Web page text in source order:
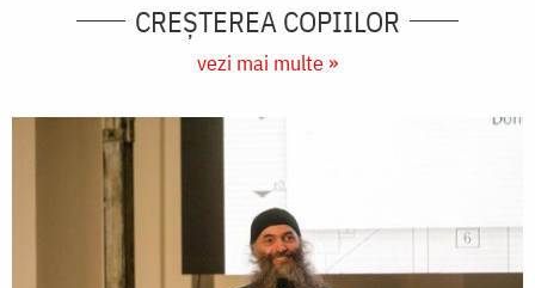
CREŞTEREA COPIILOR
vezi mai multe »